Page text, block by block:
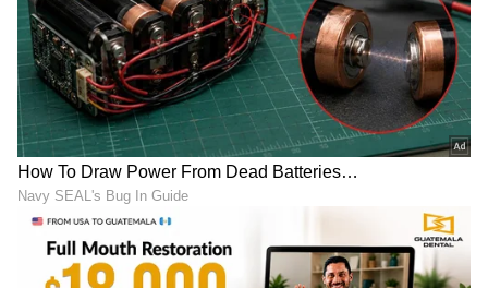
ABOUT THE AUTHOR
Ravi Janekal